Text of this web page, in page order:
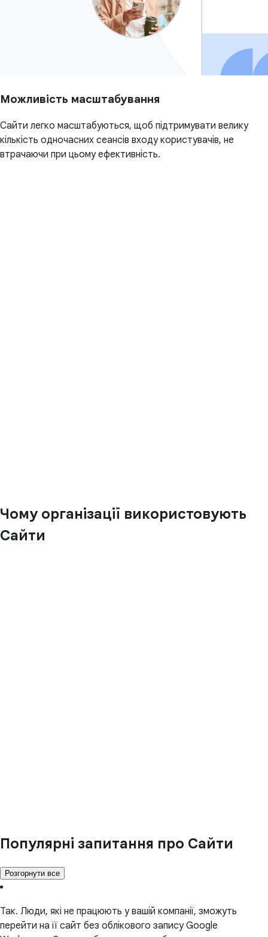
Можливість масштабування
Сайти легко масштабуються, щоб підтримувати велику
кількість одночасних сеансів входу користувачів, не
втрачаючи при цьому ефективність.
Чому організації використовують
Сайти
Популярні запитання про Сайти
Розгорнути все
Так. Люди, які не працюють у вашій компанії, зможуть
перейти на її сайт без облікового запису Google